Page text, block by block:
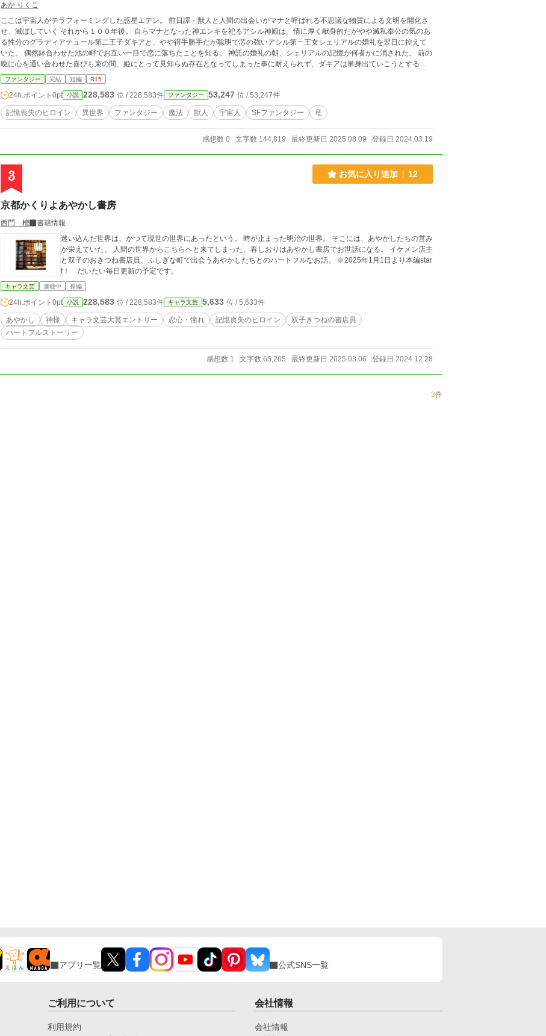
あか りくこ
ここは宇宙人がテラフォーミングした惑星エデン。 前日譚・獣人と人間の出会いがマナと呼ばれる不思議な物質による文明を開化さ
せ、滅ぼしていく それから１００年後。 自らマナとなった神エンキを祀るアシル神殿は、情に厚く献身的だがやや滅私奉公の気のあ
る性分のグラディアテュール第二王子ダキアと、やや得手勝手だが聡明で芯の強いアシル第一王女シェリアルの婚礼を翌日に控えて
いた。 偶然鉢合わせた池の畔でお互い一目で恋に落ちたことを知る。 神託の婚礼の朝、シェリアルの記憶が何者かに消された。 前の
晩に心を通い合わせた喜びも束の間、姫にとって見知らぬ存在となってしまった事に耐えられず、ダキアは単身出ていこうとする
も、シェリアルの言葉になんとか踏みとどまる。 神託の婚礼を妨害する者の正体は不明、目的も何もかもかわからない五里霧中の状
態で行幸が始まった。 それでもいいとおっしゃる方向け／舞台は古代ローマ時代頃の地中海周辺、東インド華南メコン川流域辺りを
イメージしてます
ファンタジー 完結 短編 R15
24h.ポイント 0pt 小説 228,583 位 / 228,583件 ファンタジー 53,247 位 / 53,247件
記憶喪失のヒロイン 異世界 ファンタジー 魔法 獣人 宇宙人 SFファンタジー 竜
感想数 0 文字数 144,819 最終更新日 2025.08.09 登録日 2024.03.19
3 お気に入り追加 12
京都かくりよあやかし書房
西門 檀
書籍情報
迷い込んだ世界は、かつて現世の世界にあったという。 時が止まった明治の世界。 そこには、あやかしたちの営み
が栄えていた。 人間の世界からこちらへと来てしまった、春しおりはあやかし書房でお世話になる。 イケメン店主
と双子のおきつね書店員、ふしぎな町で出会うあやかしたちとのハートフルなお話。 ※2025年1月1日より本編star
t！ だいたい毎日更新の予定です。
キャラ文芸 連載中 長編
24h.ポイント 0pt 小説 228,583 位 / 228,583件 キャラ文芸 5,633 位 / 5,633件
あやかし 神様 キャラ文芸大賞エントリー 恋心・憧れ 記憶喪失のヒロイン
双子きつねの書店員
ハートフルストーリー
感想数 1 文字数 65,265 最終更新日 2025.03.06 登録日 2024.12.28
3件
アプリ一覧 公式SNS一覧
ご利用について
利用規約
会社情報
会社情報